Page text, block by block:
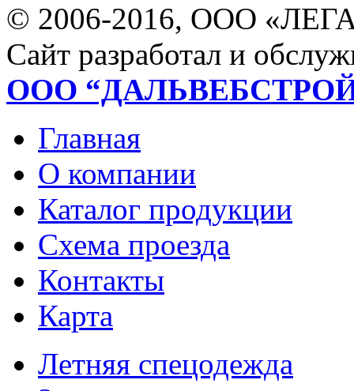
© 2006-2016, ООО
Сайт разработал и
ООО
Главная
О компании
Каталог продукции
Схема проезда
Контакты
Карта
Летняя спецодежда